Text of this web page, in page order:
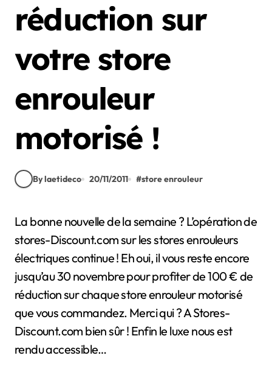
réduction sur
votre store
enrouleur
motorisé !
By laetideco 20/11/2011 #store enrouleur
La bonne nouvelle de la semaine ? L’opération de
stores-Discount.com sur les stores enrouleurs
électriques continue ! Eh oui, il vous reste encore
jusqu’au 30 novembre pour profiter de 100 € de
réduction sur chaque store enrouleur motorisé
que vous commandez. Merci qui ? A Stores-
Discount.com bien sûr ! Enfin le luxe nous est
rendu accessible…